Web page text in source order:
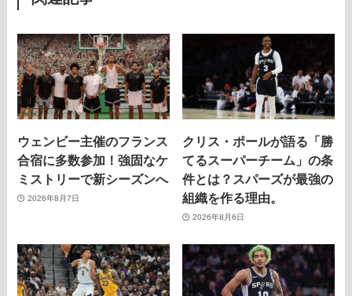
ウェンビー主催のフランス
合宿に多数参加！強固なケ
ミストリーで新シーズンへ
2026年8月7日
クリス・ポールが語る「勝
てるスーパーチーム」の条
件とは？スパーズが最強の
組織を作る理由。
2026年8月6日